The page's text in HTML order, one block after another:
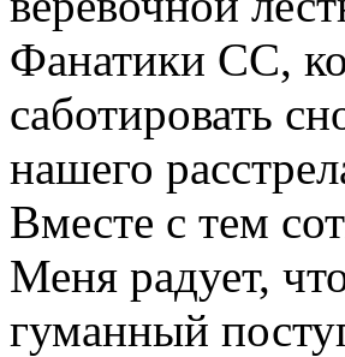
Фанатики СС,
саботировать
нашего
Вместе с тем
Меня радует,
гуманный